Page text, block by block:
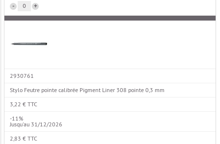
+
-
2930761
Stylo Feutre pointe calibrée Pigment Liner 308 pointe 0,3 mm
3,22 € TTC
-11%
Jusqu'au 31/12/2026
2,83 € TTC